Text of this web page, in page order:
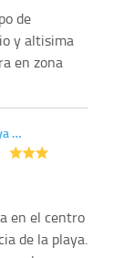
de
y altisima
en zona
…
en el centro
de la playa.